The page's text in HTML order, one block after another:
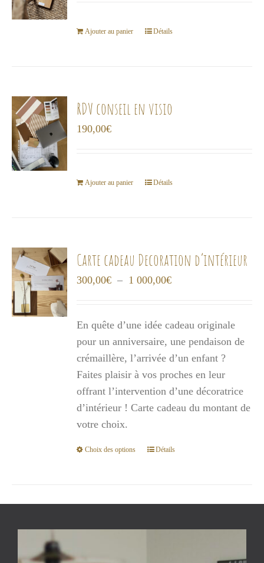
Ajouter au panier Détails
RDV conseil en visio
190,00€
Ajouter au panier Détails
Carte cadeau Decoration d’intérieur
300,00€ – 1 000,00€Plage
300,00€
à
1
000,00€
En quête d’une idée cadeau originale
pour un anniversaire, une pendaison de
crémaillère, l’arrivée d’un enfant ?
Faites plaisir à vos proches en leur
offrant l’intervention d’une décoratrice
d’intérieur ! Carte cadeau du montant de
votre choix.
Choix des options
Ce
plusieurs
Détails